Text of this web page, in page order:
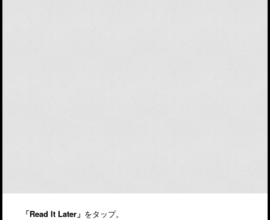
「Read It Later」 をタップ。